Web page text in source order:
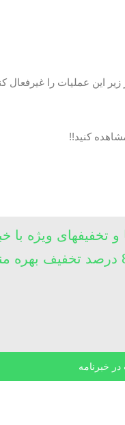
این عملیات را غیرفعال
کنید!!
و تخفیفهای ویژه با